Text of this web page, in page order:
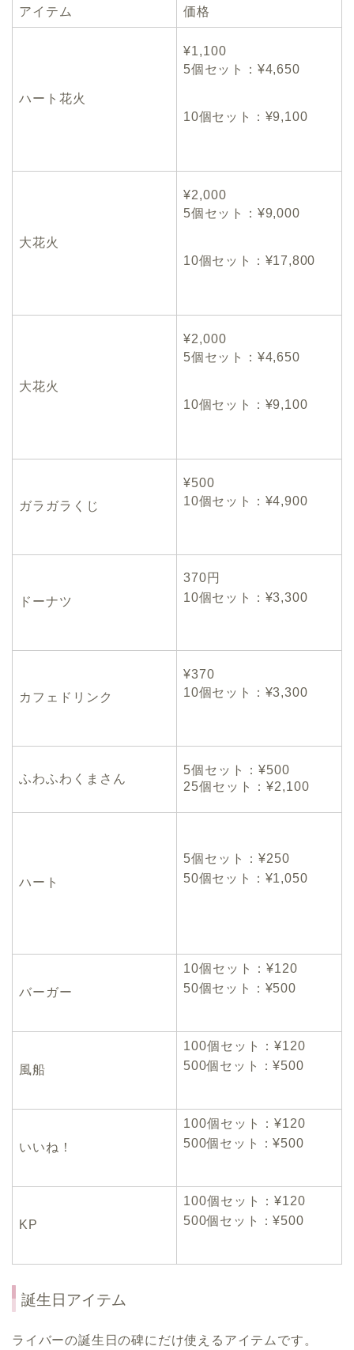
アイテム 価格
ハート花火
¥1,100
5個セット：¥4,650
10個セット：¥9,100
大花火
¥2,000
5個セット：¥9,000
10個セット：¥17,800
大花火
¥2,000
5個セット：¥4,650
10個セット：¥9,100
ガラガラくじ
¥500
10個セット：¥4,900
ドーナツ
370円
10個セット：¥3,300
カフェドリンク
¥370
10個セット：¥3,300
ふわふわくまさん
5個セット：¥500
25個セット： ¥2,100
ハート
5個セット：¥250
50個セット：¥1,050
バーガー
10個セット：¥120
50個セット：¥500
風船
100個セット：¥120
500個セット：¥500
いいね！
100個セット：¥120
500個セット：¥500
KP
100個セット：¥120
500個セット：¥500
誕生日アイテム
ライバーの誕生日の碑にだけ使えるアイテムです。